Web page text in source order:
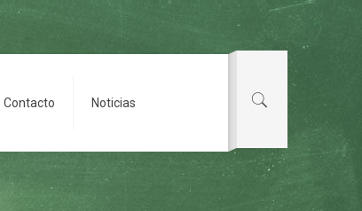
Contacto Noticias